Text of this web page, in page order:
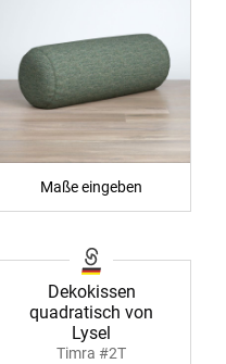
Maße eingeben
Dekokissen
quadratisch von
Lysel
Timra #2T